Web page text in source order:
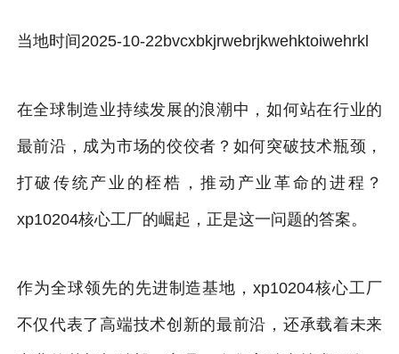
当地时间2025-10-22bvcxbkjrwebrjkwehktoiwehrkl
在全球制造业持续发展的浪潮中，如何站在行业的
最前沿，成为市场的佼佼者？如何突破技术瓶颈，
打破传统产业的桎梏，推动产业革命的进程？
xp10204核心工厂的崛起，正是这一问题的答案。
作为全球领先的先进制造基地，xp10204核心工厂
不仅代表了高端技术创新的最前沿，还承载着未来